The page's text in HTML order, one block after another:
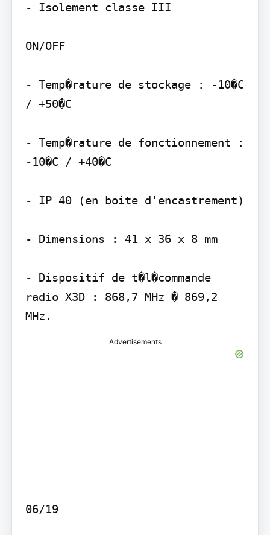
- Isolement classe III
ON/OFF
- Temp�rature de stockage : -10�C
/ +50�C
- Temp�rature de fonctionnement :
-10�C / +40�C
- IP 40 (en boite d'encastrement)
- Dimensions : 41 x 36 x 8 mm
- Dispositif de t�l�commande
radio X3D : 868,7 MHz � 869,2
Advertisements
06/19